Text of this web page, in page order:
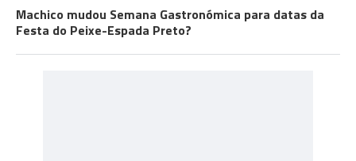
Machico mudou Semana Gastronómica para datas da
Festa do Peixe-Espada Preto?